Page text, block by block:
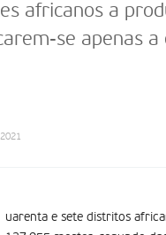
africanos a
se apenas
uarenta e sete distritos